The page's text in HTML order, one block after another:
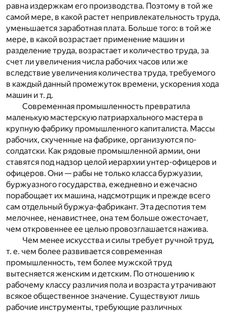
равна издержкам его производства. Поэтому в той же
самой мере, в какой растет непривлекательность труда,
уменьшается заработная плата. Больше того: в той же
мере, в какой возрастает применение машин и
разделение труда, возрастает и количество труда, за
счет ли увеличения числа рабочих часов или же
вследствие увеличения количества труда, требуемого
в каждый данный промежуток времени, ускорения хода
машин и т. д.
Современная промышленность превратила
маленькую мастерскую патриархального мастера в
крупную фабрику промышленного капиталиста. Массы
рабочих, скученные на фабрике, организуются по-
солдатски. Как рядовые промышленной армии, они
ставятся под надзор целой иерархии унтер-офицеров и
офицеров. Они — рабы не только класса буржуазии,
буржуазного государства, ежедневно и ежечасно
порабощает их машина, надсмотрщик и прежде всего
сам отдельный буржуа-фабрикант. Эта деспотия тем
мелочнее, ненавистнее, она тем больше ожесточает,
чем откровеннее ее целью провозглашается нажива.
Чем менее искусства и силы требует ручной труд,
т. е. чем более развивается современная
промышленность, тем более мужской труд
вытесняется женским и детским. По отношению к
рабочему классу различия пола и возраста утрачивают
всякое общественное значение. Существуют лишь
рабочие инструменты, требующие различных